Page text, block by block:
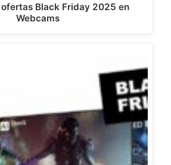
ofertas Black Friday 2025 en
Webcams